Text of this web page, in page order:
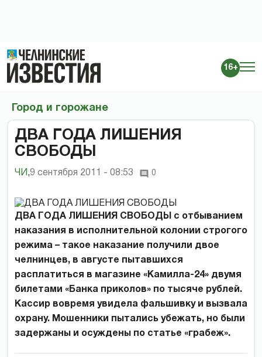
16+
Город и горожане
ДВА ГОДА ЛИШЕНИЯ
СВОБОДЫ
ЧИ ,9 сентября 2011 - 08:53 0
ДВА ГОДА ЛИШЕНИЯ СВОБОДЫ с отбыванием
наказания в исполнительной колонии строгого
режима – такое наказание получили двое
челнинцев, в августе пытавшихся
расплатиться в магазине «Камилла-24» двумя
билетами «Банка приколов» по тысяче рублей.
Кассир вовремя увидела фальшивку и вызвала
охрану. Мошенники пытались убежать, но были
задержаны и осуждены по статье «грабеж».